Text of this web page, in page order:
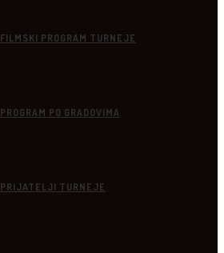
FILMSKI PROGRAM TURNEJE
PROGRAM PO GRADOVIMA
PRIJATELJI TURNEJE